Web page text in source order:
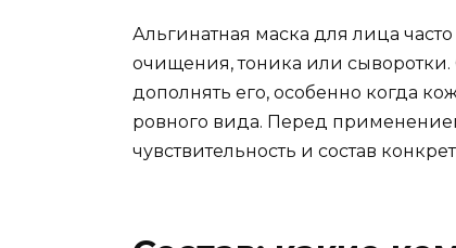
Альгинатная маска для лица
очищения, тоника или
дополнять его, особенно когда
ровного вида. Перед
чувствительность и состав